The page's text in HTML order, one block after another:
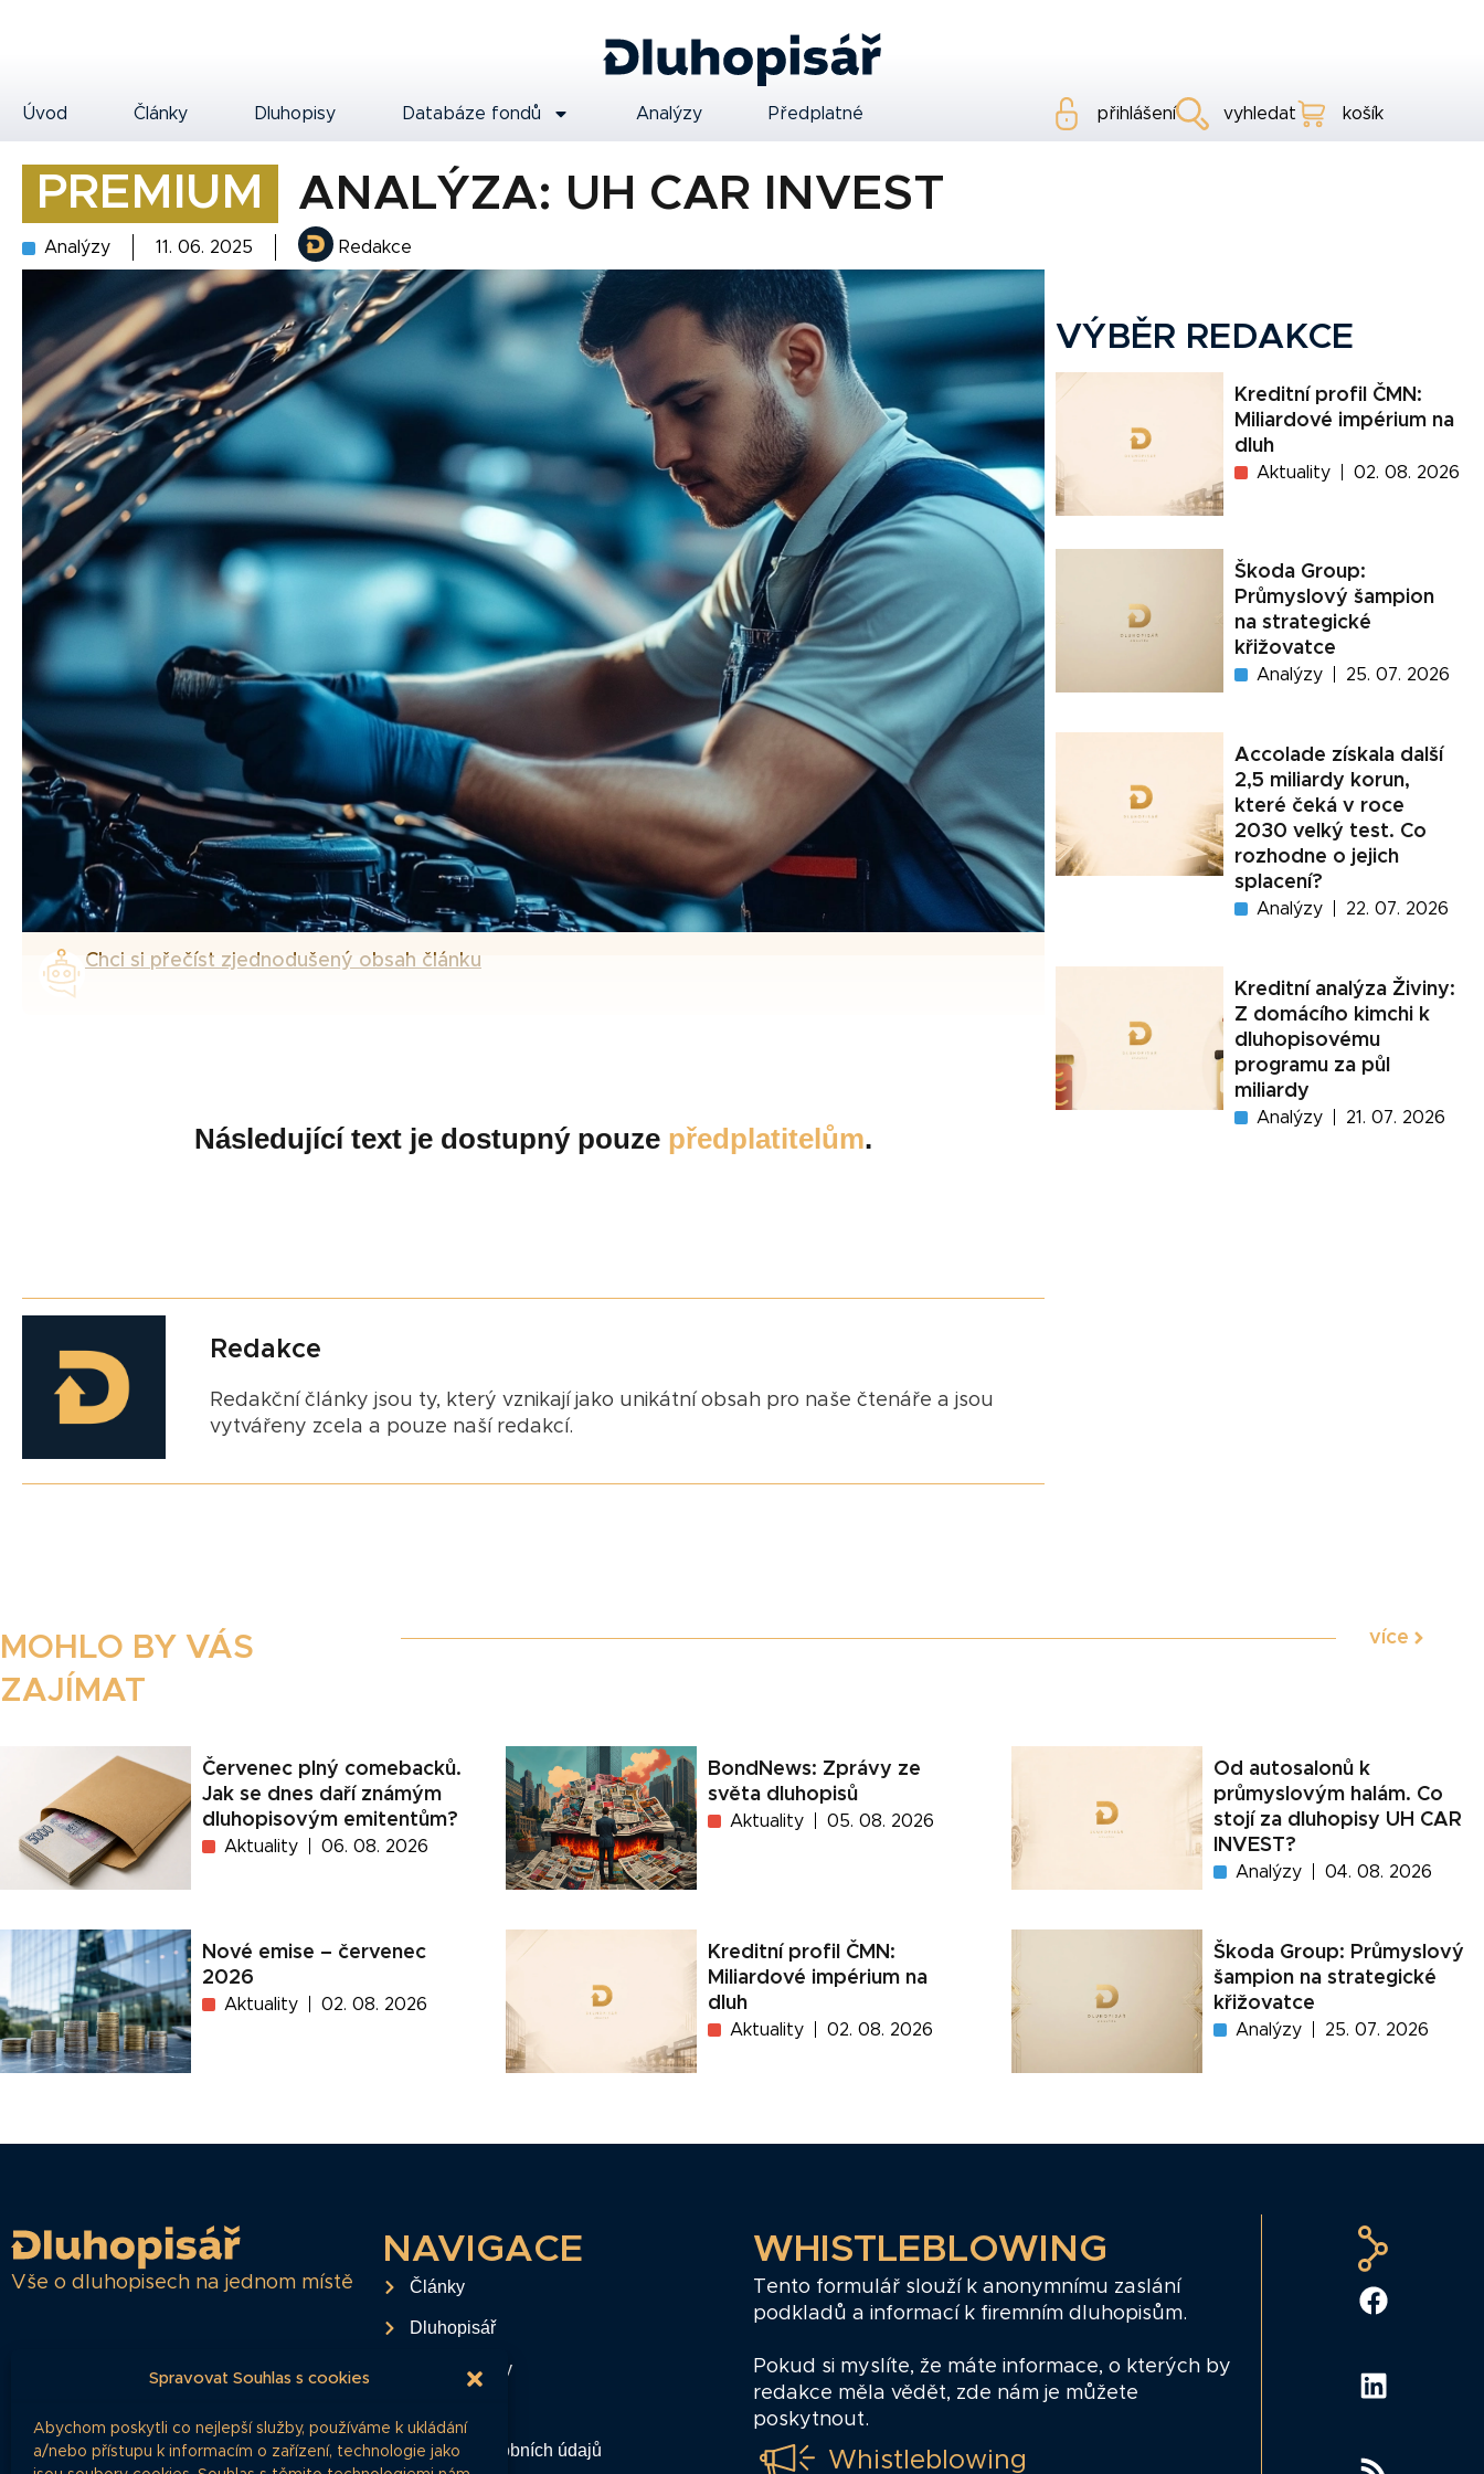
Spravovat Souhlas s cookies
Abychom poskytli co nejlepší služby, používáme k ukládání
a/nebo přístupu k informacím o zařízení, technologie jako
Úvod Články Dluhopisy Databáze fondů Analýzy Předplatné přihlášení vyhledat košík
PREMIUM ANALÝZA: UH CAR INVEST
Analýzy 11. 06. 2025 Redakce
Chci si přečíst zjednodušený obsah článku
Následující text je dostupný pouze předplatitelům.
Redakce
Redakční články jsou ty, který vznikají jako unikátní obsah pro naše čtenáře a jsou
vytvářeny zcela a pouze naší redakcí.
VÝBĚR REDAKCE
Kreditní profil ČMN:
Miliardové impérium na
dluh
Aktuality 02. 08. 2026
Škoda Group:
Průmyslový šampion
na strategické
křižovatce
Analýzy 25. 07. 2026
Accolade získala další
2,5 miliardy korun,
které čeká v roce
2030 velký test. Co
rozhodne o jejich
splacení?
Analýzy 22. 07. 2026
Kreditní analýza Živiny:
Z domácího kimchi k
dluhopisovému
programu za půl
miliardy
Analýzy 21. 07. 2026
MOHLO BY VÁS
ZAJÍMAT
více
Červenec plný comebacků.
Jak se dnes daří známým
dluhopisovým emitentům?
Aktuality 06. 08. 2026
BondNews: Zprávy ze
světa dluhopisů
Aktuality 05. 08. 2026
Od autosalonů k
průmyslovým halám. Co
stojí za dluhopisy UH CAR
INVEST?
Analýzy 04. 08. 2026
Nové emise – červenec
2026
Aktuality 02. 08. 2026
Kreditní profil ČMN:
Miliardové impérium na
dluh
Aktuality 02. 08. 2026
Škoda Group: Průmyslový
šampion na strategické
křižovatce
Analýzy 25. 07. 2026
Vše o dluhopisech na jednom místě
NAVIGACE
Články
Dluhopisář
Časté dotazy
Ochrana osobních údajů
WHISTLEBLOWING
Tento formulář slouží k anonymnímu zaslání
podkladů a informací k firemním dluhopisům.
Pokud si myslíte, že máte informace, o kterých by
redakce měla vědět, zde nám je můžete
poskytnout.
Whistleblowing